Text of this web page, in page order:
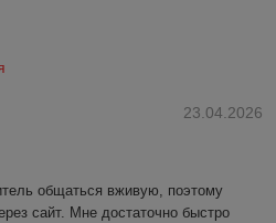
23.04.2026
общаться вживую, поэтому
сайт. Мне достаточно быстро